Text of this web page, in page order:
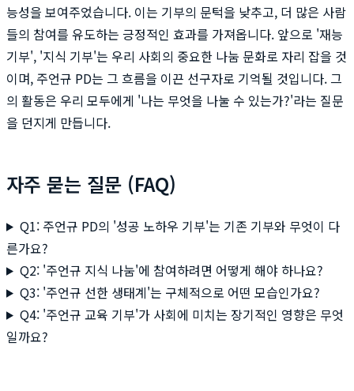
능성을 보여주었습니다. 이는 기부의 문턱을 낮추고, 더 많은 사람
들의 참여를 유도하는 긍정적인 효과를 가져옵니다. 앞으로 '재능
기부', '지식 기부'는 우리 사회의 중요한 나눔 문화로 자리 잡을 것
이며, 주언규 PD는 그 흐름을 이끈 선구자로 기억될 것입니다. 그
의 활동은 우리 모두에게 '나는 무엇을 나눌 수 있는가?'라는 질문
을 던지게 만듭니다.
자주 묻는 질문 (FAQ)
Q1: 주언규 PD의 '성공 노하우 기부'는 기존 기부와 무엇이 다
른가요?
Q2: '주언규 지식 나눔'에 참여하려면 어떻게 해야 하나요?
Q3: '주언규 선한 생태계'는 구체적으로 어떤 모습인가요?
Q4: '주언규 교육 기부'가 사회에 미치는 장기적인 영향은 무엇
일까요?